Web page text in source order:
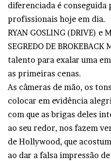
diferenciada é conseguida
profissionais hoje em dia.
RYAN GOSLING (DRIVE) e
SEGREDO DE
talento para exalar uma
as primeiras cenas.
As câmeras de mão, os
colocar em evidência
com que as brigas deles
ao seu redor, nos fazem
de Hollywood, que
ao dar a falsa impressão